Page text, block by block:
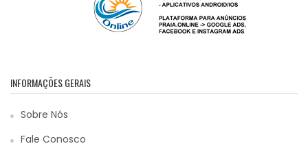
INFORMAÇÕES GERAIS
Sobre Nós
Fale Conosco